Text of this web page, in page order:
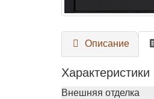
Описание
Характеристики
Внешняя отделка